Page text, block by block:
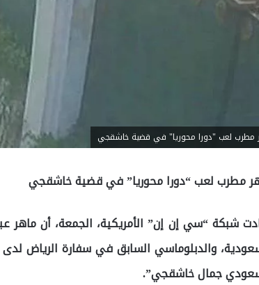
مطرب لعب "دورا محوريا" في قضية خاشقجي
مطرب لعب “دورا محوريا” في قضية خاشقجي
شبكة “سي إن إن” الأمريكية، الجمعة، أن ماهر
والدبلوماسي السابق في سفارة الرياض
جمال خاشقجي”.